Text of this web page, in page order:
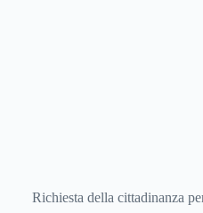
Richiesta della cittadinanza